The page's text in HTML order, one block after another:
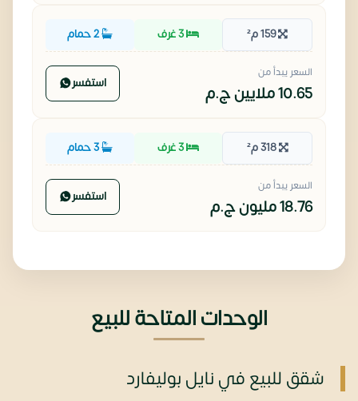
159 م² 3 غرف 2 حمام
السعر يبدأ من
10.65 ملايين ج.م استفسر
318 م² 3 غرف 3 حمام
السعر يبدأ من
18.76 مليون ج.م استفسر
الوحدات المتاحة للبيع
شقق للبيع في نايل بوليفارد